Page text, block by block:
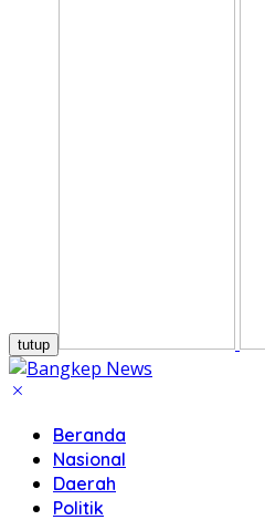
tutup
Beranda
Nasional
Daerah
Politik